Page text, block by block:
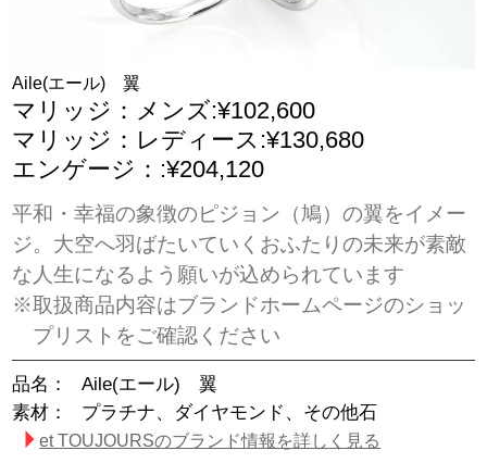
Aile(エール) 翼
マリッジ：メンズ:¥102,600
マリッジ：レディース:¥130,680
エンゲージ：:¥204,120
平和・幸福の象徴のピジョン（鳩）の翼をイメー
ジ。大空へ羽ばたいていくおふたりの未来が素敵
な人生になるよう願いが込められています
※取扱商品内容はブランドホームページのショッ
プリストをご確認ください
品名：
Aile(エール) 翼
素材：
プラチナ、ダイヤモンド、その他石
et TOUJOURSのブランド情報を詳しく見る